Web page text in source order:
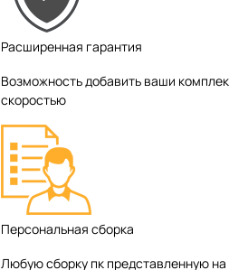
Расширенная гарантия
Возможность добавить ваши
скоростью
Персональная сборка
Любую сборку пк представленную